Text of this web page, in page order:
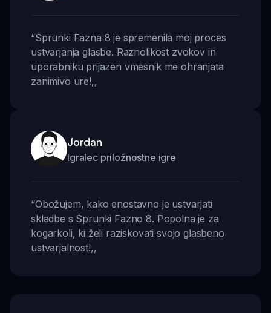
“Sprunki Fazna 8 je spremenila moj proces
ustvarjanja glasbe. Raznolikost zvokov in
uporabniku prijazen vmesnik me ohranjata
zanimivo ure!,,
Jordan
Igralec priložnostne igre
“Obožujem, kako enostavno je ustvarjati
skladbe s Sprunki Fazno 8. Popolna je za
kogarkoli, ki želi raziskovati svojo glasbeno
ustvarjalnost!,,